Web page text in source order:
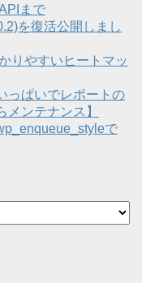
まで
を復活公開しまし
りやすいヒートマッ
っぱいでレポートの
ンテナンス】
で